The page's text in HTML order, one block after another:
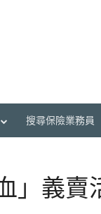
搜尋保險業務員
」義賣